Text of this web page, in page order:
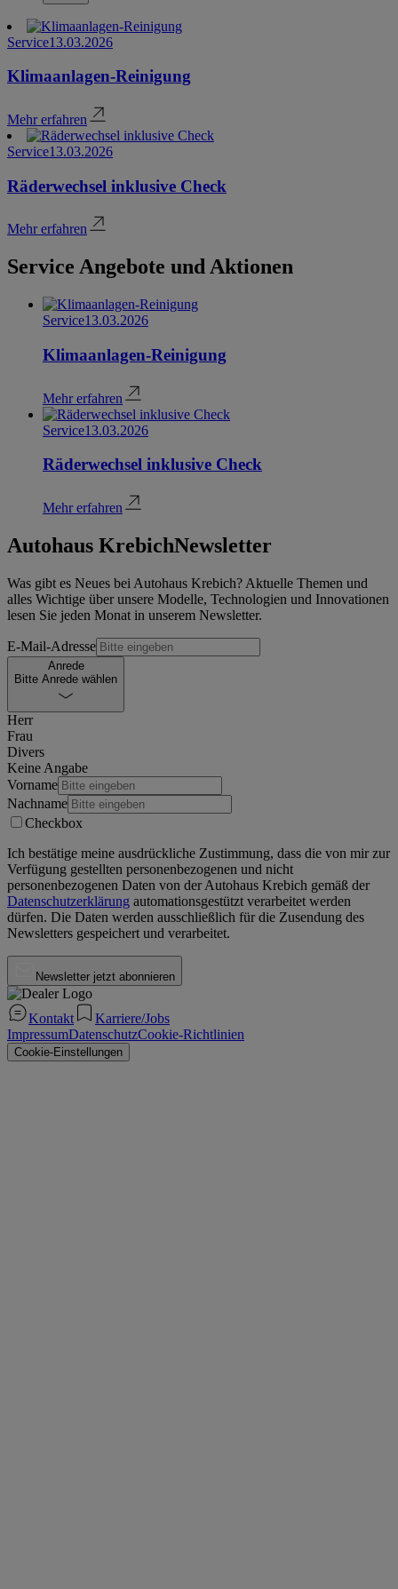
Service13.03.2026
Klimaanlagen-Reinigung
Mehr erfahren
Service13.03.2026
Räderwechsel inklusive Check
Mehr erfahren
Service Angebote und Aktionen
Service13.03.2026
Klimaanlagen-Reinigung
Mehr erfahren
Service13.03.2026
Räderwechsel inklusive Check
Mehr erfahren
Autohaus KrebichNewsletter
Was gibt es Neues bei Autohaus Krebich? Aktuelle Themen und
alles Wichtige über unsere Modelle, Technologien und Innovationen
lesen Sie jeden Monat in unserem Newsletter.
E-Mail-Adresse
Anrede
Bitte Anrede wählen
Herr
Frau
Divers
Keine Angabe
Vorname
Nachname
Checkbox
Ich bestätige meine ausdrückliche Zustimmung, dass die von mir zur
Verfügung gestellten personenbezogenen und nicht
personenbezogenen Daten von derAutohaus Krebich gemäß der
Datenschutzerklärung automationsgestützt verarbeitet werden
dürfen. Die Daten werden ausschließlich für die Zusendung des
Newsletters gespeichert und verarbeitet.
Newsletter jetzt abonnieren
Kontakt
Karriere/Jobs
ImpressumDatenschutzCookie-Richtlinien
Cookie-Einstellungen